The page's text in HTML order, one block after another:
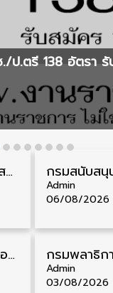
.ตรี 138 อัตรา รั
กรมควบคุมโรค รับสมัครสอบบรรจุเข้ารับราชการ วุฒิ ปวส./ป.ตรี 17 อัตรา รับสมัคร 17 สิงหาคม – 4 กันยายน
Admin
06/08/2026
สํานักงานศาลปกครอง รับสมัครสอบบรรจุเข้ารับราชการ วุฒิ ป.ตรี 72 อัตรา รับสมัคร 31 สิงหาคม – 18 กันยายน
Admin
03/08/2026